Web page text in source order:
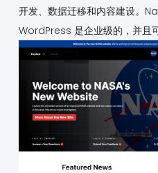
开发、数据迁移和内容建设。
WordPress 是企业级的，并且